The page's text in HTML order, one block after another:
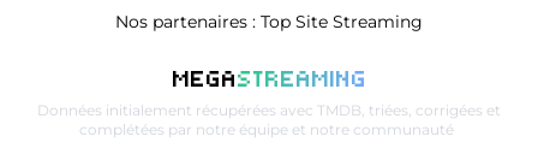
Nos partenaires : Top Site Streaming
MEGASTREAMING
Données initialement récupérées avec TMDB , triées, corrigées et
complétées par notre équipe et notre communauté